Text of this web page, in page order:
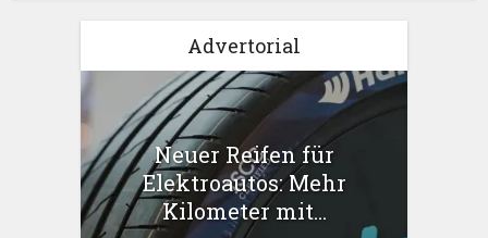
Advertorial
Neuer Reifen für
Elektroautos: Mehr
Kilometer mit...